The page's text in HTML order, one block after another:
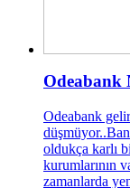
Odeabank
Odeabank
oldukça karlı
kurumlarının
zamanlarda